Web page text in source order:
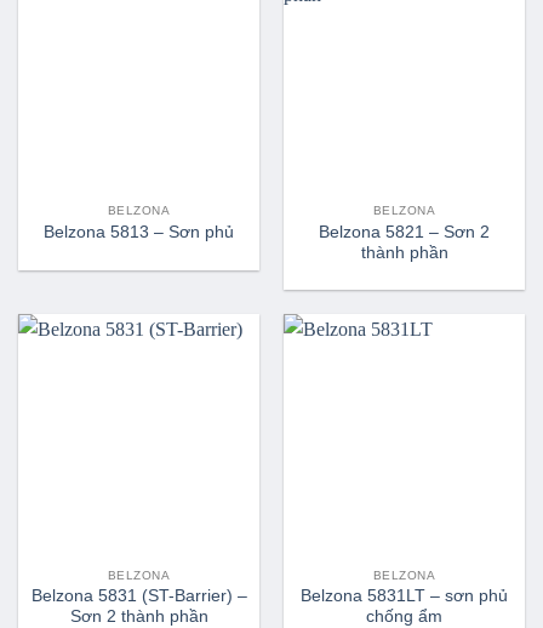
BELZONA
Belzona 5813 – Sơn phủ
BELZONA
Belzona 5821 – Sơn 2
thành phần
BELZONA
Belzona 5831 (ST-Barrier) –
Sơn 2 thành phần
BELZONA
Belzona 5831LT – sơn phủ
chống ẩm